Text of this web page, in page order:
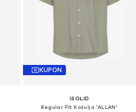
KUPON
!SOLID
Regular Fit Košulja 'ALLAN'